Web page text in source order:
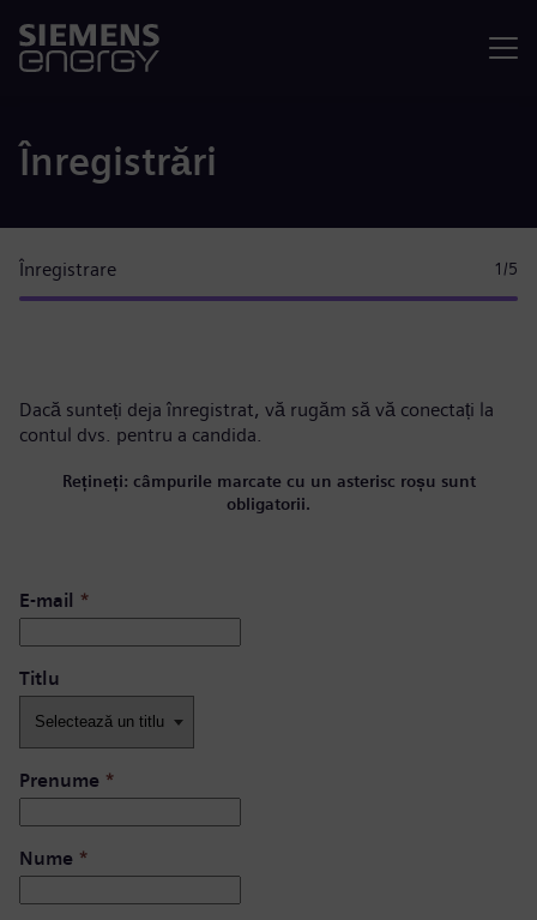
Înregistrări
Înregistrare 1 /5
Dacă sunteți deja înregistrat, vă rugăm să vă conectați la
contul dvs. pentru a candida.
Rețineți: câmpurile marcate cu un asterisc roșu sunt
obligatorii.
E-mail *
Titlu
Prenume *
Nume *